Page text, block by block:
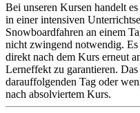
Bei unseren Kursen handelt
in einer intensiven
Snowboardfahren an einem
nicht zwingend notwendig.
direkt nach dem Kurs erneut
Lerneffekt zu garantieren.
darauffolgenden Tag oder
nach absolviertem Kurs.